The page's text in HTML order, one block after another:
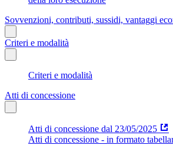
Sovvenzioni, contributi, sussidi, vantaggi
Criteri e modalità
Criteri e modalità
Atti di concessione
Atti di concessione dal 23/05/2025
Atti di concessione - in formato